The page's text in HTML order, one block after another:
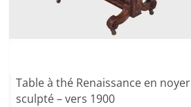
Table à thé Renaissance en noyer
sculpté – vers 1900